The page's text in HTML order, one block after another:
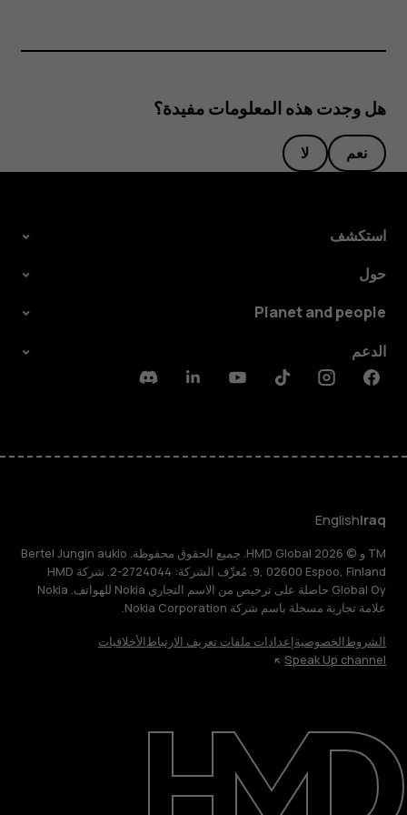
حول
الدعم
هل وجدت هذه المعلومات مفيدة؟
نعم لا
استكشف
حول
Planet and people
الدعم
Facebook
Instagram
Tiktok
Youtube
Linkedin
Discord
Iraq
English
TM و © 2026 HMD Global. جميع الحقوق محفوظة. Bertel Jungin aukio
9, 02600 Espoo, Finland. مُعرِّف الشركة: 2724044-2. شركة HMD
Global Oy حاصلة على ترخيص من الاسم التجاري Nokia للهواتف. Nokia
علامة تجارية مسجلة باسم شركة Nokia Corporation.
الشروطالخصوصيةإعدادات ملفات تعريف الارتباطالأخلاقيات
Speak Up channel